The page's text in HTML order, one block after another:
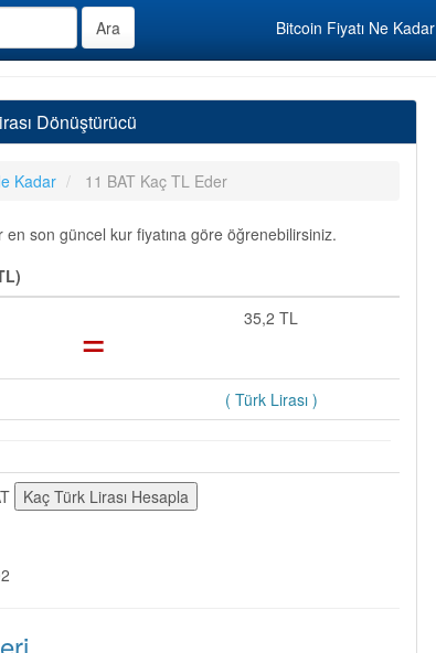
Bitcoin Fiyatı Ne Kadar
Dönüştürücü
Kadar 11 BAT Kaç TL Eder
son güncel kur fiyatına göre öğrenebilirsiniz.
= 35,2 TL
( Türk Lirası )